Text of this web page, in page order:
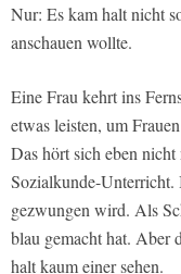
Nur: Es kam halt nicht
anschauen wollte.
Eine Frau kehrt ins
etwas leisten, um
Das hört sich eben
Sozialkunde-Unterricht.
gezwungen wird. Als
blau gemacht hat. Aber
halt kaum einer sehen.